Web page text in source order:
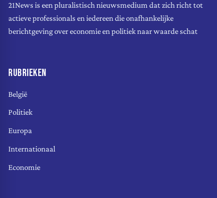
21News is een pluralistisch nieuwsmedium dat zich richt tot
actieve professionals en iedereen die onafhankelijke
berichtgeving over economie en politiek naar waarde schat
RUBRIEKEN
België
Politiek
Europa
Internationaal
Economie